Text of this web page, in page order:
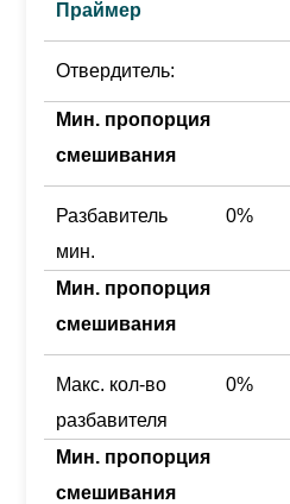
Праймер
Отвердитель:
Мин. пропорция
смешивания
Разбавитель
мин.
0%
Мин. пропорция
смешивания
Макс. кол-во
разбавителя
0%
Мин. пропорция
смешивания